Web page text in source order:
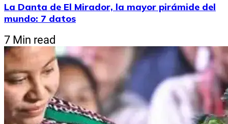
La Danta de El Mirador, la mayor pirámide del
mundo: 7 datos
7 Min read